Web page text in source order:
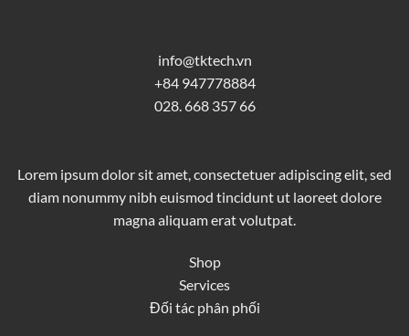
info@tktech.vn
+84 947778884
028. 668 357 66
Lorem ipsum dolor sit amet, consectetuer adipiscing elit, sed
diam nonummy nibh euismod tincidunt ut laoreet dolore
magna aliquam erat volutpat.
Shop
Services
Đối tác phân phối